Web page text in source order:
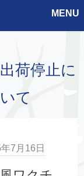
MENU
荷停止に
て
7月16日